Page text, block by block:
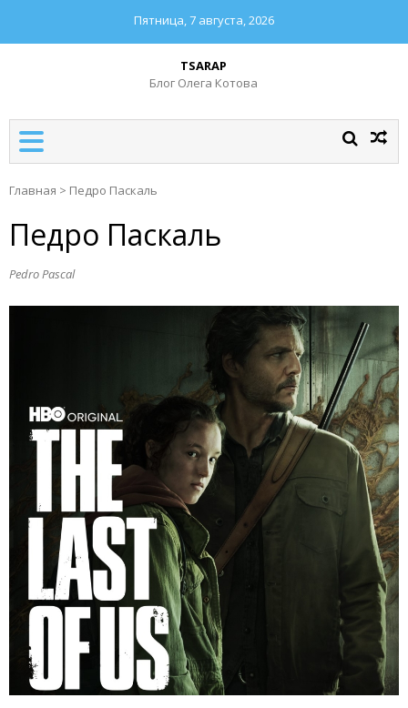
Пятница, 7 августа, 2026
TSARAP
Блог Олега Котова
Главная > Педро Паскаль
Педро Паскаль
Pedro Pascal